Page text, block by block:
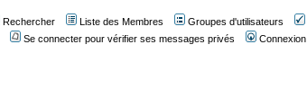
Rechercher Liste des Membres Groupes d'utilisateurs
Se connecter pour vérifier ses messages privés Connexion